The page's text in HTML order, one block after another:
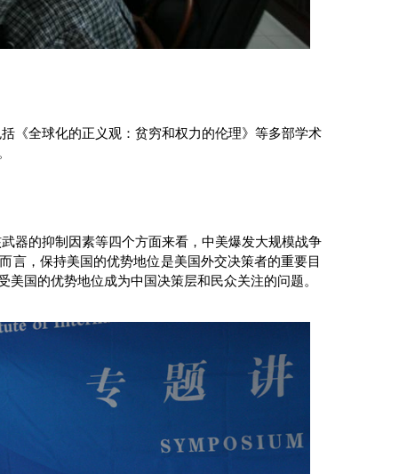
《全球化的正义观：贫穷和权力的伦理》等多部学术
器的抑制因素等四个方面来看，中美爆发大规模战争
言，保持美国的优势地位是美国外交决策者的重要目
国的优势地位成为中国决策层和民众关注的问题。